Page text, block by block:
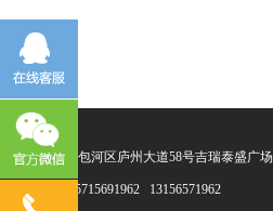
地址：合肥市包河区庐州大道58号吉瑞泰盛
联系电话：15715691962 13156571962